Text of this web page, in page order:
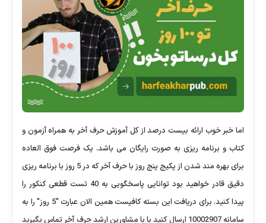
اما خبر خوب ارائه بیست درصد از کل آموزش حرف آخر به همراه آزمون و
کتاب و برنامه ریزی به صورت رایگان می باشد. یک فرصت فوق العاده
برای بهره مند شدن از پکیج پنج روز با حرف آخر که در 5 روز با برنامه ریزی
دقیق قادر خواهید بود توانایی پاسخگویی به 40 تست قطعی کنکور را
پیدا کنید. برای دریافت این بسته کافیست همین الان عبارت "5 روز" را به
سامانه 10002907 ارسال کنید یا با مشاورین ارشد حرف آخر تماس بگیرید